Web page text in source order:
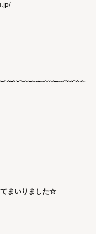
まいりました☆